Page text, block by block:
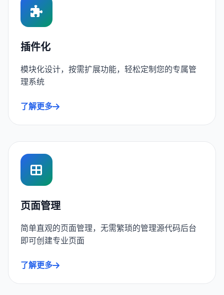
插件化
模块化设计，按需扩展功能，轻松定制您的专属管
理系统
了解更多
页面管理
简单直观的页面管理，无需繁琐的管理源代码后台
即可创建专业页面
了解更多